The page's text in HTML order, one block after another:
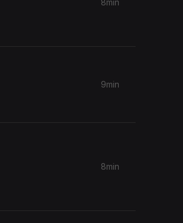
8min
9min
8min